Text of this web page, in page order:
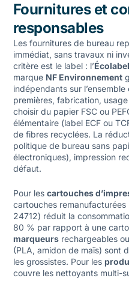
Fournitures et
responsables
Les fournitures de bureau
immédiat, sans travaux ni
critère est le label : l’
marque NF Environnement
indépendants sur
premières, fabrication,
choisir du papier FSC ou
élémentaire (label ECF ou
de fibres recyclées. La
politique de bureau sans
électroniques), impression
défaut.
Pour les cartouches
cartouches remanufacturées
24712) réduit la
80 % par rapport à une
marqueursrechargeables
(PLA, amidon de maïs) sont
les grossistes. Pour les
couvre les nettoyants multi-